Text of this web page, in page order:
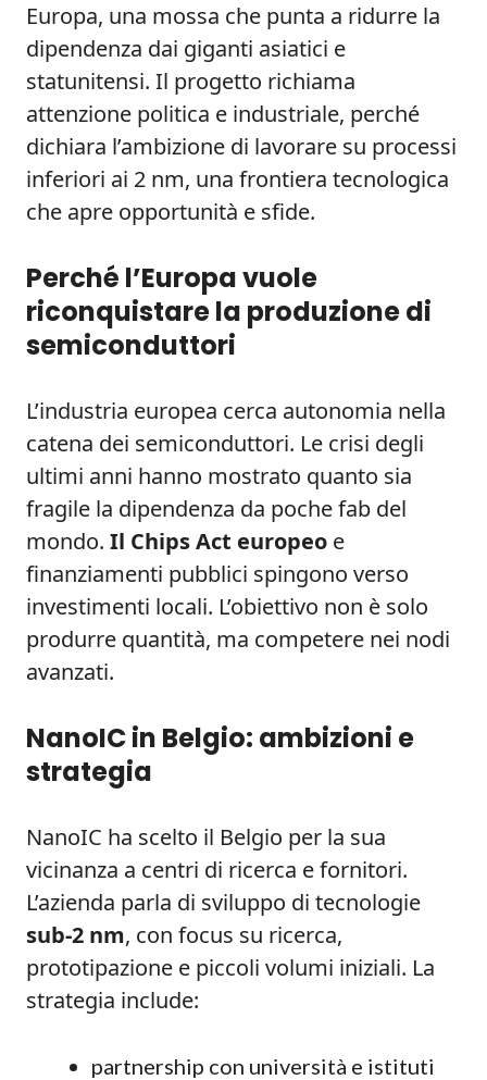
Europa, una mossa che punta a ridurre la
dipendenza dai giganti asiatici e
statunitensi. Il progetto richiama
attenzione politica e industriale, perché
dichiara l’ambizione di lavorare su processi
inferiori ai 2 nm, una frontiera tecnologica
che apre opportunità e sfide.
Perché l’Europa vuole
riconquistare la produzione di
semiconduttori
L’industria europea cerca autonomia nella
catena dei semiconduttori. Le crisi degli
ultimi anni hanno mostrato quanto sia
fragile la dipendenza da poche fab del
mondo. Il Chips Act europeo e
finanziamenti pubblici spingono verso
investimenti locali. L’obiettivo non è solo
produrre quantità, ma competere nei nodi
avanzati.
NanoIC in Belgio: ambizioni e
strategia
NanoIC ha scelto il Belgio per la sua
vicinanza a centri di ricerca e fornitori.
L’azienda parla di sviluppo di tecnologie
sub-2 nm, con focus su ricerca,
prototipazione e piccoli volumi iniziali. La
strategia include:
partnership con università e istituti